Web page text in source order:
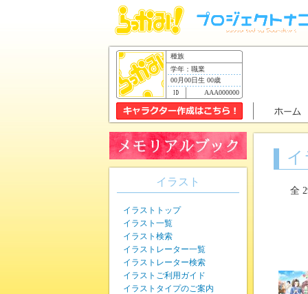
種族
学年：職業
00月00日生 00歳
AAA000000
全
イラスト
イラストトップ
イラスト一覧
イラスト検索
イラストレーター一覧
イラストレーター検索
イラストご利用ガイド
イラストタイプのご案内